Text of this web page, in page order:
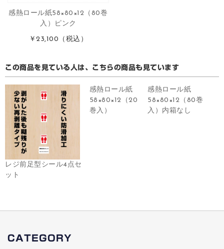
感熱ロール紙58×80×12（80巻
入）ピンク
￥23,100 （税込）
この商品を見ている人は、こちらの商品も見ています
レジ前足型シール4点セ
ット
感熱ロール紙
58×80×12（20
巻入）
感熱ロール紙
58×80×12（80巻
入）内箱なし
CATEGORY